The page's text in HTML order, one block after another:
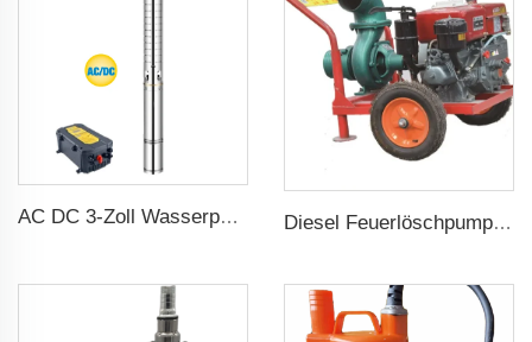
AC DC 3-Zoll Wasserpumpe Edelstahl-Schaufel Solar Wasserpumpe für Landwirtschaft Diesel Feuerlöschpumpe für landwirtschaftliche Bewässerung